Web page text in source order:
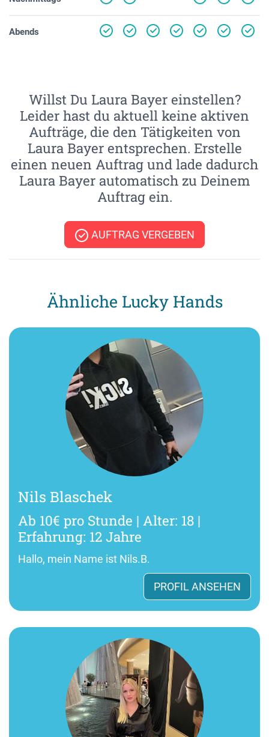
Abends
Willst Du Laura Bayer einstellen?
Leider hast du aktuell keine aktiven
Aufträge, die den Tätigkeiten von
Laura Bayer entsprechen. Erstelle
einen neuen Auftrag und lade dadurch
Laura Bayer automatisch zu Deinem
Auftrag ein.
AUFTRAG VERGEBEN
Ähnliche Lucky Hands
Nils Blaschek
Ab 10€ pro Stunde | Alter: 18 |
Erfahrung: 12 Jahre
Hallo, mein Name ist Nils.B.
PROFIL ANSEHEN